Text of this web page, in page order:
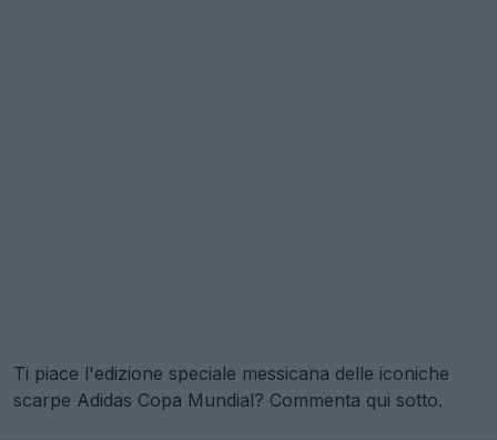
Ti piace l'edizione speciale messicana delle iconiche
scarpe Adidas Copa Mundial? Commenta qui sotto.